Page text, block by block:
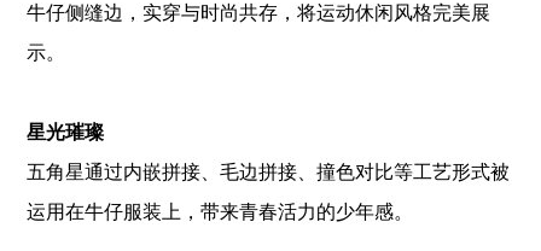
牛仔侧缝边，实穿与时尚共存，将运动休闲风格完美展
示。
星光璀璨
五角星通过内嵌拼接、毛边拼接、撞色对比等工艺形式被
运用在牛仔服装上，带来青春活力的少年感。